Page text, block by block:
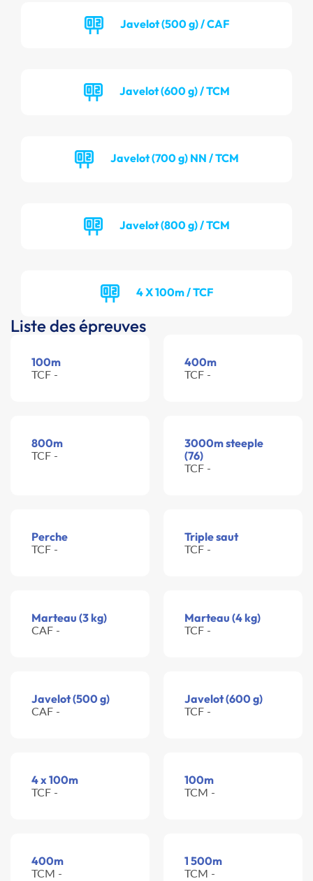
Javelot (500 g) / CAF
Javelot (600 g) / TCM
Javelot (700 g) NN / TCM
Javelot (800 g) / TCM
4 X 100m / TCF
Liste des épreuves
100m
TCF -
400m
TCF -
800m
TCF -
3000m steeple
(76)
TCF -
Perche
TCF -
Triple saut
TCF -
Marteau (3 kg)
CAF -
Marteau (4 kg)
TCF -
Javelot (500 g)
CAF -
Javelot (600 g)
TCF -
4 x 100m
TCF -
100m
TCM -
400m
TCM -
1 500m
TCM -